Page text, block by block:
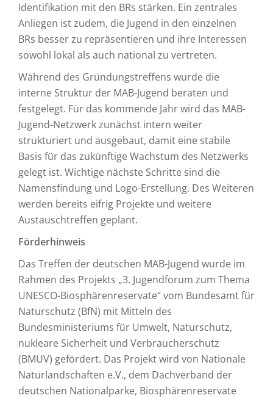
Identifikation mit den BRs stärken. Ein zentrales
Anliegen ist zudem, die Jugend in den einzelnen
BRs besser zu repräsentieren und ihre Interessen
sowohl lokal als auch national zu vertreten.
Während des Gründungstreffens wurde die
interne Struktur der MAB-Jugend beraten und
festgelegt. Für das kommende Jahr wird das MAB-
Jugend-Netzwerk zunächst intern weiter
strukturiert und ausgebaut, damit eine stabile
Basis für das zukünftige Wachstum des Netzwerks
gelegt ist. Wichtige nächste Schritte sind die
Namensfindung und Logo-Erstellung. Des Weiteren
werden bereits eifrig Projekte und weitere
Austauschtreffen geplant.
Förderhinweis
Das Treffen der deutschen MAB-Jugend wurde im
Rahmen des Projekts „3. Jugendforum zum Thema
UNESCO-Biosphärenreservate“ vom Bundesamt für
Naturschutz (BfN) mit Mitteln des
Bundesministeriums für Umwelt, Naturschutz,
nukleare Sicherheit und Verbraucherschutz
(BMUV) gefördert. Das Projekt wird von Nationale
Naturlandschaften e.V., dem Dachverband der
deutschen Nationalparke, Biosphärenreservate